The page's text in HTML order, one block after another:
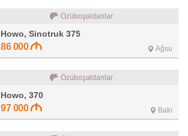
Özüboşaldanlar
Howo, Sinotruk 375
86 000 Ağsu
Özüboşaldanlar
Howo, 370
97 000 Bakı